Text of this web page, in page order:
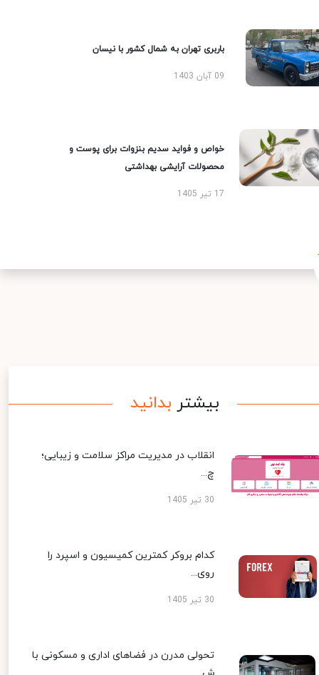
باربری تهران به شمال کشور با نیسان
09 آبان 1403
خواص و فواید سدیم بنزوات برای پوست و
محصولات آرایشی بهداشتی
17 تیر 1405
بیشتر بدانید
انقلاب در مدیریت مراکز سلامت و زیبایی؛
چ...
30 تیر 1405
کدام بروکر کمترین کمیسیون و اسپرد را
روی...
30 تیر 1405
تحولی مدرن در فضاهای اداری و مسکونی با